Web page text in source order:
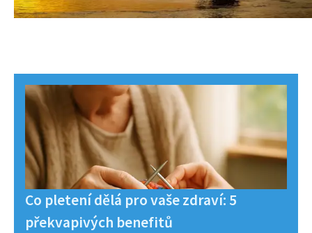
Co pletení dělá pro vaše zdraví: 5
překvapivých benefitů